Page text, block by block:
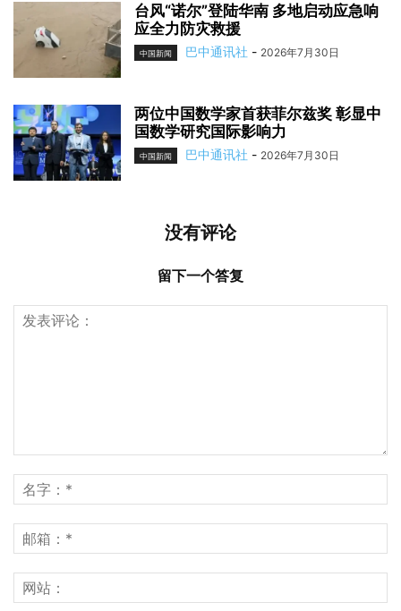
台风“诺尔”登陆华南 多地启动应急响
应全力防灾救援
中国新闻 巴中通讯社 - 2026年7月30日
两位中国数学家首获菲尔兹奖 彰显中
国数学研究国际影响力
中国新闻 巴中通讯社 - 2026年7月30日
没有评论
留下一个答复